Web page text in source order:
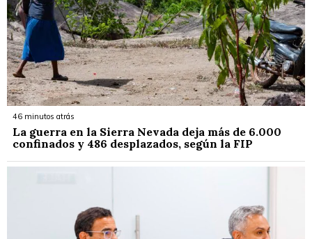
46 minutos atrás
La guerra en la Sierra Nevada deja más de 6.000
confinados y 486 desplazados, según la FIP